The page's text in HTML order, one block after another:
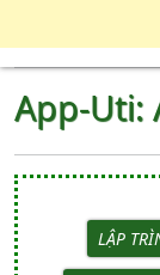
App-Uti:
LẬP